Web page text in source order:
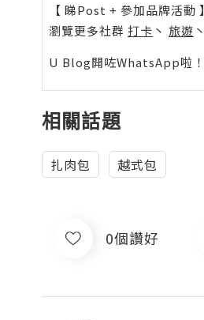
【 睇Post + 參加品牌活動
瀏覽更多社群 打卡 丶 旅遊
U Blog開咗WhatsApp啦
相關話題
扎肉包 越式包
0個讚好